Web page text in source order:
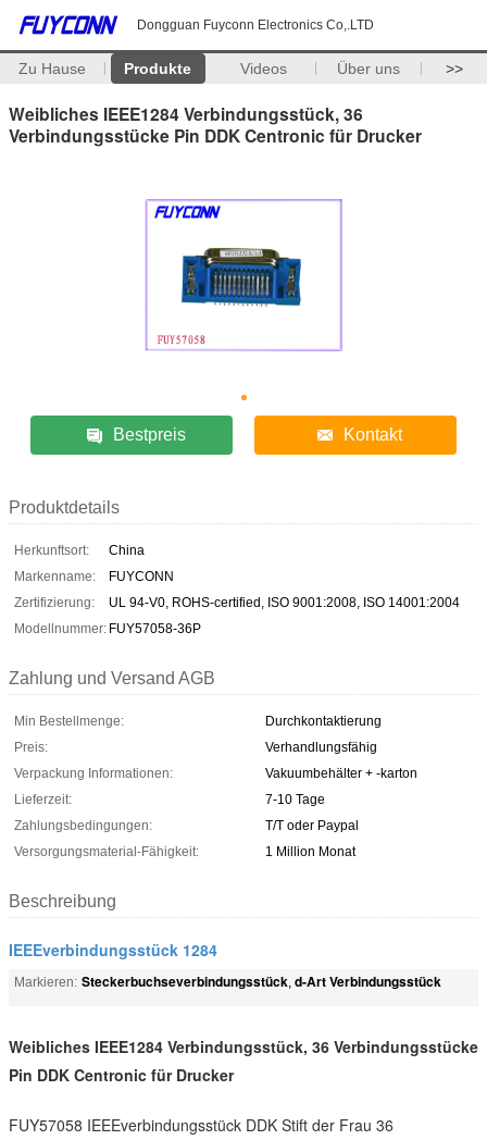
Dongguan Fuyconn Electronics Co,.LTD
Zu Hause Produkte Videos Über uns >>
Weibliches IEEE1284 Verbindungsstück, 36
Verbindungsstücke Pin DDK Centronic für Drucker
Bestpreis Kontakt
Produktdetails
Herkunftsort:
China
Markenname:
FUYCONN
Zertifizierung:
UL 94-V0, ROHS-certified, ISO 9001:2008, ISO 14001:2004
Modellnummer: FUY57058-36P
Zahlung und Versand AGB
Min Bestellmenge:
Durchkontaktierung
Preis:
Verhandlungsfähig
Verpackung Informationen:
Vakuumbehälter + -karton
Lieferzeit:
7-10 Tage
Zahlungsbedingungen:
T/T oder Paypal
Versorgungsmaterial-Fähigkeit:
1 Million Monat
Beschreibung
IEEEverbindungsstück 1284
Markieren: Steckerbuchseverbindungsstück, d-Art Verbindungsstück
Weibliches IEEE1284 Verbindungsstück, 36 Verbindungsstücke
Pin DDK Centronic für Drucker
FUY57058 IEEEverbindungsstück DDK Stift der Frau 36